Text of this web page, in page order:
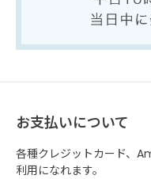
お支払いについて
各種クレジットカード、
利用になれます。